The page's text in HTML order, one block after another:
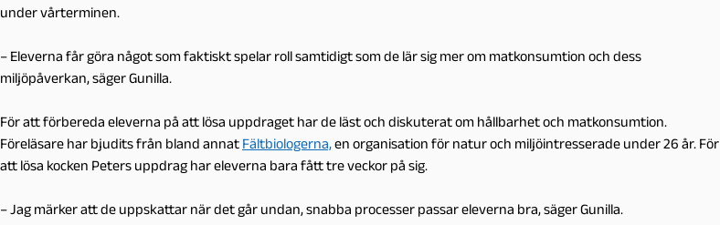
under vårterminen.
– Eleverna får göra något som faktiskt spelar roll samtidigt som de lär sig mer om matkonsumtion och dess
miljöpåverkan, säger Gunilla.
För att förbereda eleverna på att lösa uppdraget har de läst och diskuterat om hållbarhet och matkonsumtion.
Föreläsare har bjudits från bland annat Fältbiologerna,en organisation för natur och miljöintresserade under 26 år. För
att lösa kocken Peters uppdrag har eleverna bara fått tre veckor på sig.
– Jag märker att de uppskattar när det går undan, snabba processer passar eleverna bra, säger Gunilla.